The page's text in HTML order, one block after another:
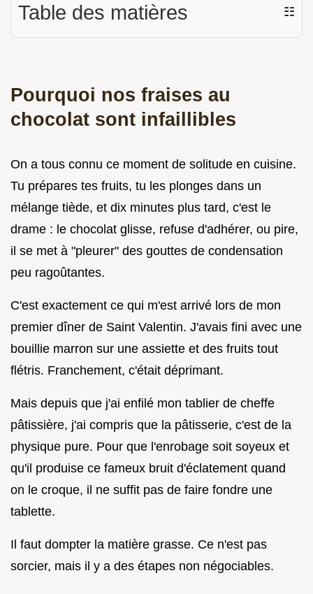
Table des matières ☷
Pourquoi nos fraises au
chocolat sont infaillibles
On a tous connu ce moment de solitude en cuisine.
Tu prépares tes fruits, tu les plonges dans un
mélange tiède, et dix minutes plus tard, c'est le
drame : le chocolat glisse, refuse d'adhérer, ou pire,
il se met à "pleurer" des gouttes de condensation
peu ragoûtantes.
C'est exactement ce qui m'est arrivé lors de mon
premier dîner de Saint Valentin. J'avais fini avec une
bouillie marron sur une assiette et des fruits tout
flétris. Franchement, c'était déprimant.
Mais depuis que j'ai enfilé mon tablier de cheffe
pâtissière, j'ai compris que la pâtisserie, c'est de la
physique pure. Pour que l'enrobage soit soyeux et
qu'il produise ce fameux bruit d'éclatement quand
on le croque, il ne suffit pas de faire fondre une
tablette.
Il faut dompter la matière grasse. Ce n'est pas
sorcier, mais il y a des étapes non négociables.